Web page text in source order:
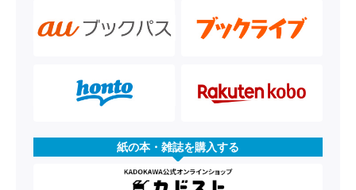
紙の本・雑誌を購入する